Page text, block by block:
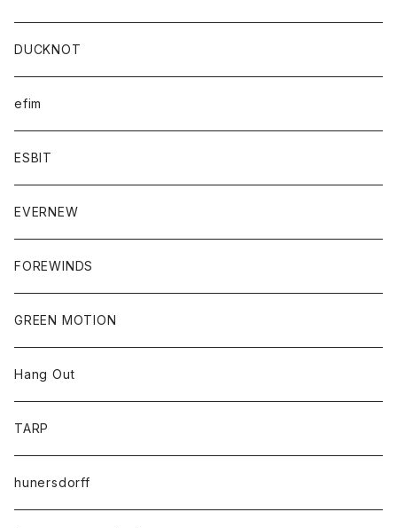
DUCKNOT
efim
ESBIT
EVERNEW
FOREWINDS
GREEN MOTION
Hang Out
TARP
hunersdorff